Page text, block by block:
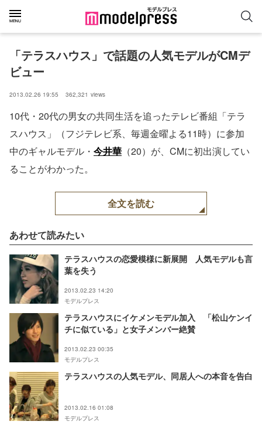
「テラスハウス」で話題の人気モデルがCMデ
ビュー
2013.02.26 19:55 362,321 views
10代・20代の男女の共同生活を追ったテレビ番組「テラ
スハウス」（フジテレビ系、毎週金曜よる11時）に参加
中のギャルモデル・ 今井華 （20）が、CMに初出演してい
ることがわかった。
全文を読む
あわせて読みたい
テラスハウスの恋愛模様に新展開 人気モデルも言
葉を失う
2013.02.23 14:20
モデルプレス
テラスハウスにイケメンモデル加入 「松山ケンイ
チに似ている」と女子メンバー絶賛
2013.02.23 00:35
モデルプレス
テラスハウスの人気モデル、同居人への本音を告白
2013.02.16 01:08
モデルプレス